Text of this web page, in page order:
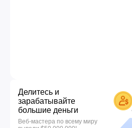
Делитесь и
зарабатывайте
большие деньги
Веб-мастера по всему миру